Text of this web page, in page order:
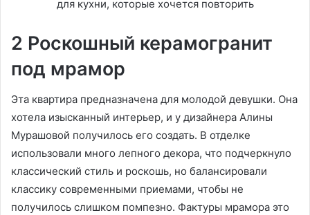
2 Роскошный керамогранит
под мрамор
Эта квартира предназначена для молодой девушки. Она
хотела изысканный интерьер, и у дизайнера Алины
Мурашовой получилось его создать. В отделке
использовали много лепного декора, что подчеркнуло
классический стиль и роскошь, но балансировали
классику современными приемами, чтобы не
получилось слишком помпезно. Фактуры мрамора это